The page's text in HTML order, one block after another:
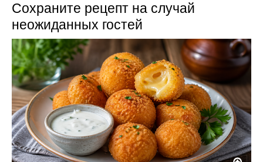
Сохраните рецепт на случай
неожиданных гостей